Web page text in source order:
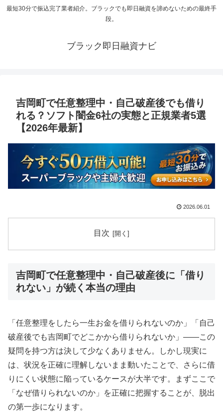
最短30分で振込完了業者紹介。ブラックでも即日融資を諦めないための最終手
段。
ブラック即日融資ナビ
吉岡町で任意整理中・自己破産後でも借り
れる？ソフト闇金6社の実態と正規業者5選
【2026年最新】
2026.06.01
目次
吉岡町で任意整理中・自己破産後に「借り
れない」が続く本当の理由
「任意整理をしたら一生お金を借りられないのか」「自己
破産後でも吉岡町でどこかから借りられないか」——この
疑問を持つ方は決して少なくありません。しかし現実に
は、状況を正確に理解しないまま動いたことで、さらに借
りにくい状態に陥っているケースが大半です。まずここで
「なぜ借りられないのか」を正確に把握することが、脱出
の第一歩になります。